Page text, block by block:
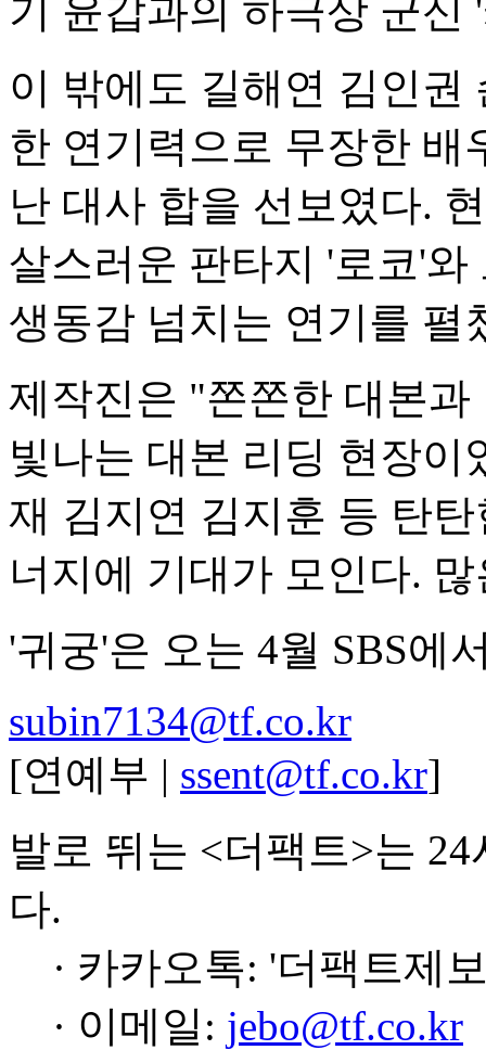
기 윤갑과의 하극상 군신
이 밖에도 길해연 김인권
한 연기력으로 무장한 배
난 대사 합을 선보였다.
살스러운 판타지 '로코'
생동감 넘치는 연기를 펼
제작진은 "쫀쫀한 대본
빛나는 대본 리딩 현장
재 김지연 김지훈 등 탄
너지에 기대가 모인다.
'귀궁'은 오는 4월 SBS에
subin7134@tf.co.kr
[연예부 | ssent@tf.co.kr]
발로 뛰는 <더팩트>는
다.
· 카카오톡: '더팩트제
· 이메일: jebo@tf.co.kr